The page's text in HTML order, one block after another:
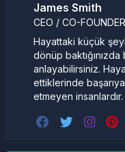
James Smith
CEO / CO-FOUNDER
Hayattaki küçük
dönüp
anlayabilirsiniz.
ettiklerinde
etmeyen insanlardır.